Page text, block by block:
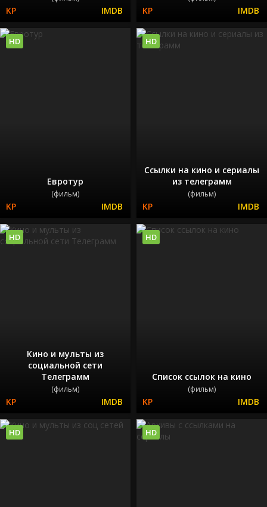
Евротур
(фильм)
HD
Ссылки на кино и сериалы
из телеграмм
(фильм)
HD
Кино и мульты из
социальной сети
Телеграмм
(фильм)
HD
Список ссылок на кино
(фильм)
HD
HD HD